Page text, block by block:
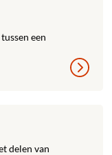
een
delen van